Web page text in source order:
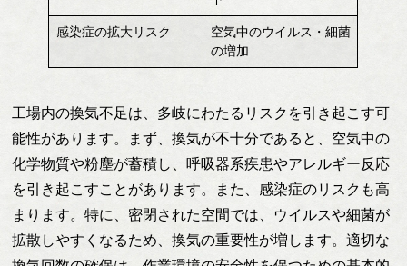
感染症の拡大リスク
空気中のウイルス・細菌
の増加
工場内の換気不足は、多岐にわたるリスクを引き起こす可
能性があります。まず、換気が不十分であると、空気中の
化学物質や粉塵が蓄積し、呼吸器系疾患やアレルギー反応
を引き起こすことがあります。また、感染症のリスクも高
まります。特に、密閉された空間では、ウイルスや細菌が
拡散しやすくなるため、換気の重要性が増します。適切な